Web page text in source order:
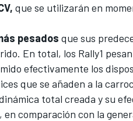
que se utilizarán en
pesados que sus
En total, los Rally1
efectivamente los
que se añaden a la
total creada y su
comparación con la